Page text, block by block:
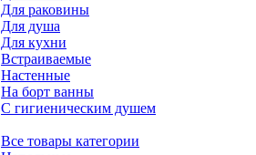
Для раковины
Для душа
Для кухни
Встраиваемые
Настенные
На борт ванны
С гигиеническим душем
Все товары категории